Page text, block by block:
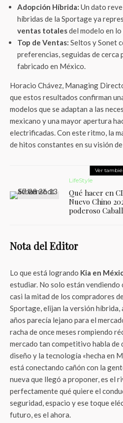
Adopción Híbrida: Un dato
híbridas de la Sportage ya
ventas totalesdel modelo en
Top de Ventas: Seltos y Sonet
preferencias, seguidas de cerca
fabricado en México.
Horacio Chávez, Managing
que estos resultados confirman
modelos que se adaptan a las
mexicano y una mayor apertura
electrificadas. Con este ritmo, la
de hitos constantes en su visión
Ver
LifeStyle
Qué hacer en
Nuevo Chino
poderoso
Nota del Editor
Lo que está logrando Kia en
estudiar. No solo están vendiendo
casi la mitad de los compradores
Sportage, elijan la versión híbrida,
años parecía lejano para el
racha de once meses rompiendo
mercado tan competitivo habla de
diseño y la tecnología «hecha en
está conectando cañón con la
nueva que llegó a proponer, es el
perfectamente qué quiere el
seguridad, espacio y ese toque
futuro, es el ahora.